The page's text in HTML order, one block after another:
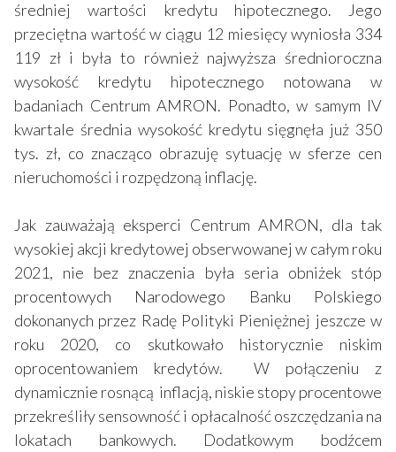
średniej wartości kredytu hipotecznego. Jego
przeciętna wartość w ciągu 12 miesięcy wyniosła 334
119 zł i była to również najwyższa średnioroczna
wysokość kredytu hipotecznego notowana w
badaniach Centrum AMRON. Ponadto, w samym IV
kwartale średnia wysokość kredytu sięgnęła już 350
tys. zł, co znacząco obrazuję sytuację w sferze cen
nieruchomości i rozpędzoną inflację.
Jak zauważają eksperci Centrum AMRON, dla tak
wysokiej akcji kredytowej obserwowanej w całym roku
2021, nie bez znaczenia była seria obniżek stóp
procentowych Narodowego Banku Polskiego
dokonanych przez Radę Polityki Pieniężnej jeszcze w
roku 2020, co skutkowało historycznie niskim
oprocentowaniem kredytów. W połączeniu z
dynamicznie rosnącą inflacją, niskie stopy procentowe
przekreśliły sensowność i opłacalność oszczędzania na
lokatach bankowych. Dodatkowym bodźcem